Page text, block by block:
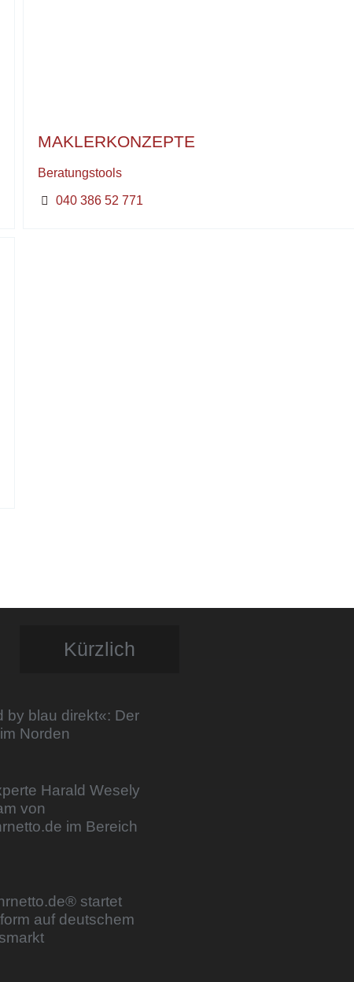
MAKLERKONZEPTE
Beratungstools
040 386 52 771
Kürzlich
by blau direkt«: Der
Norden
Harald Wesely
von
im Bereich
startet
auf deutschem